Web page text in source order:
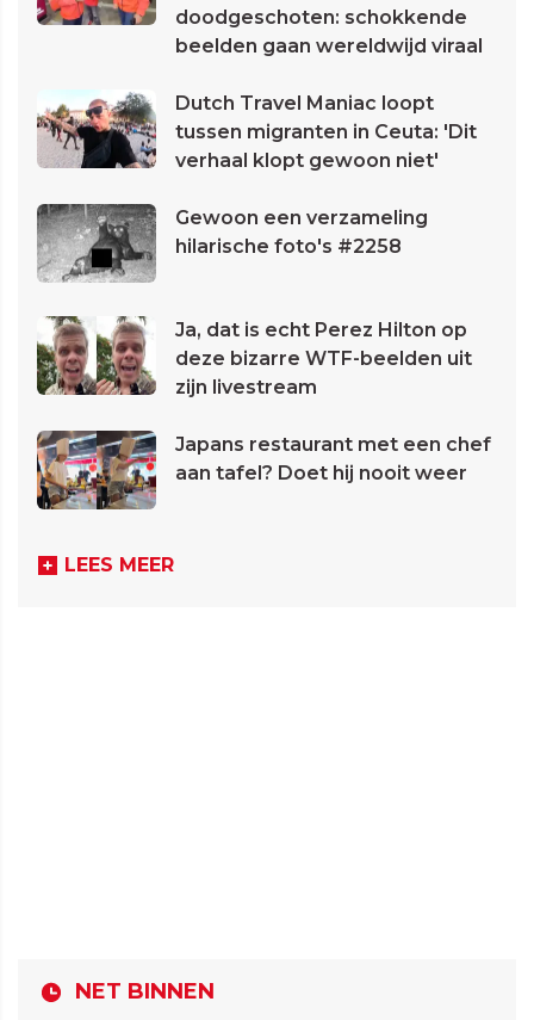
doodgeschoten: schokkende
beelden gaan wereldwijd viraal
Dutch Travel Maniac loopt
tussen migranten in Ceuta: 'Dit
verhaal klopt gewoon niet'
Gewoon een verzameling
hilarische foto's #2258
Ja, dat is echt Perez Hilton op
deze bizarre WTF-beelden uit
zijn livestream
Japans restaurant met een chef
aan tafel? Doet hij nooit weer
LEES MEER
NET BINNEN